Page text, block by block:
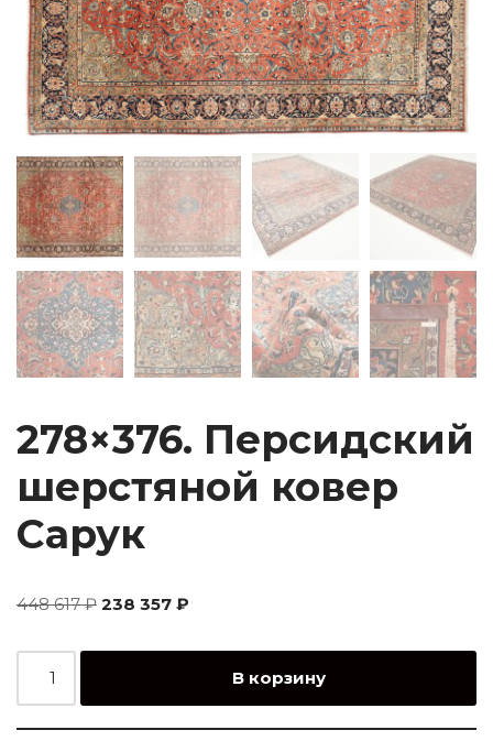
278×376. Персидский
шерстяной ковер
Сарук
448 617₽ 238 357 ₽
В корзину